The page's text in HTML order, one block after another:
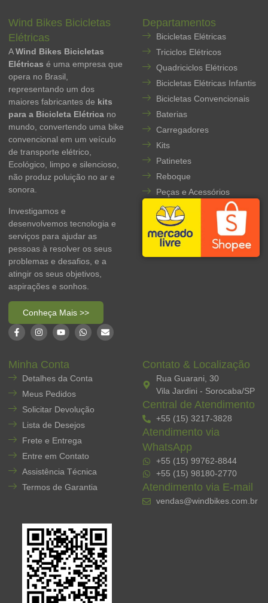
Wind Bikes Bicicletas
Elétricas
AWind Bikes Bicicletas
Elétricas é uma empresa que
opera no Brasil,
representando um dos
maiores fabricantes de kits
para a Bicicleta Elétrica no
mundo, convertendo uma bike
convencional em um veículo
de transporte elétrico,
Ecológico, limpo e silencioso,
não produz poluição no ar e
sonora.
Investigamos e
desenvolvemos tecnologia e
serviços para ajudar as
pessoas à resolver os seus
problemas e desafios, e a
atingir os seus objetivos,
aspirações e sonhos.
Conheça Mais >>
Departamentos
Bicicletas Elétricas
Triciclos Elétricos
Quadriciclos Elétricos
Bicicletas Elétricas Infantis
Bicicletas Convencionais
Baterias
Carregadores
Kits
Patinetes
Reboque
Peças e Acessórios
Minha Conta
Detalhes da Conta
Meus Pedidos
Solicitar Devolução
Lista de Desejos
Frete e Entrega
Entre em Contato
Assistência Técnica
Termos de Garantia
Contato & Localização
Rua Guarani, 30
Vila Jardini - Sorocaba/SP
Central de Atendimento
+55 (15) 3217-3828
Atendimento via
WhatsApp
+55 (15) 99762-8844
+55 (15) 98180-2770
Atendimento via E-mail
vendas@windbikes.com.br